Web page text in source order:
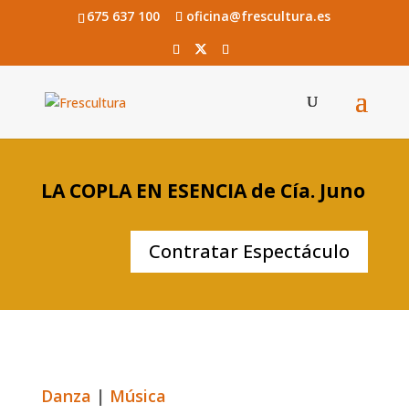
675 637 100 oficina@frescultura.es
LA COPLA EN ESENCIA de Cía. Juno
Contratar Espectáculo
Danza | Música